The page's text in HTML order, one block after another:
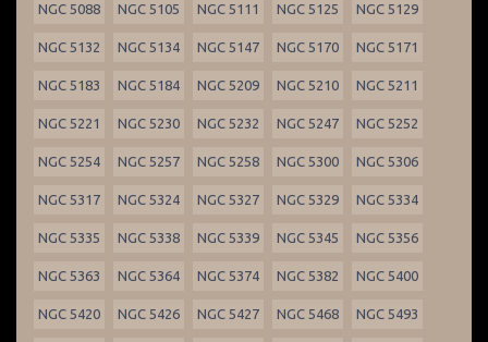
NGC 5088 NGC 5105 NGC 5111 NGC 5125 NGC 5129
NGC 5132 NGC 5134 NGC 5147 NGC 5170 NGC 5171
NGC 5183 NGC 5184 NGC 5209 NGC 5210 NGC 5211
NGC 5221 NGC 5230 NGC 5232 NGC 5247 NGC 5252
NGC 5254 NGC 5257 NGC 5258 NGC 5300 NGC 5306
NGC 5317 NGC 5324 NGC 5327 NGC 5329 NGC 5334
NGC 5335 NGC 5338 NGC 5339 NGC 5345 NGC 5356
NGC 5363 NGC 5364 NGC 5374 NGC 5382 NGC 5400
NGC 5420 NGC 5426 NGC 5427 NGC 5468 NGC 5493